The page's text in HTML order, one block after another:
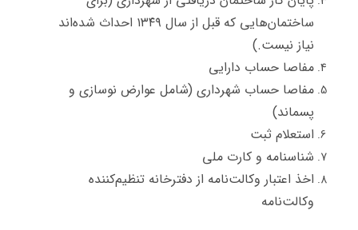
ساختمان‌هایی که قبل از سال ۱۳۴۹ احداث شده‌اند
نیاز نیست.)
مفاصا حساب دارایی
مفاصا حساب شهرداری (شامل عوارض نوسازی و
پسماند)
استعلام ثبت
شناسنامه و کارت ملی
اخذ اعتبار وکالت‌نامه از دفترخانه تنظیم‌کننده
وکالت‌نامه